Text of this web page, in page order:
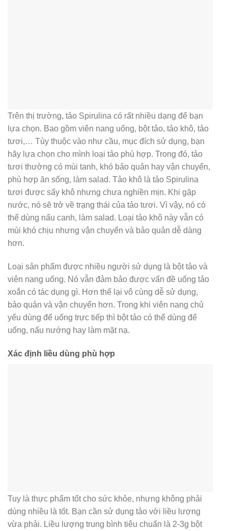
Trên thị trường, tảo Spirulina có rất nhiều dạng để bạn
lựa chọn. Bao gồm viên nang uống, bột tảo, tảo khô, tảo
tươi,… Tùy thuộc vào như cầu, mục đích sử dụng, bạn
hãy lựa chọn cho mình loại tảo phù hợp. Trong đó, tảo
tươi thường có mùi tanh, khó bảo quản hay vận chuyển,
phù hợp ăn sống, làm salad. Tảo khô là tảo Spirulina
tươi được sấy khô nhưng chưa nghiền mịn. Khi gặp
nước, nó sẽ trở về trạng thái của tảo tươi. Vì vậy, nó có
thể dùng nấu canh, làm salad. Loại tảo khô này vẫn có
mùi khó chịu nhưng vận chuyển và bảo quản dễ dàng
hơn.
Loại sản phẩm được nhiều người sử dụng là bột tảo và
viên nang uống. Nó vẫn đảm bảo được vấn đề uống tảo
xoắn có tác dụng gì. Hơn thế lại vô cùng dễ sử dụng,
bảo quản và vận chuyển hơn. Trong khi viên nang chủ
yếu dùng để uống trực tiếp thì bột tảo có thể dùng để
uống, nấu nướng hay làm mặt nạ.
Xác định liều dùng phù hợp
Tuy là thực phẩm tốt cho sức khỏe, nhưng không phải
dùng nhiều là tốt. Bạn cần sử dụng tảo với liều lượng
vừa phải. Liều lượng trung bình tiêu chuẩn là 2-3g bột